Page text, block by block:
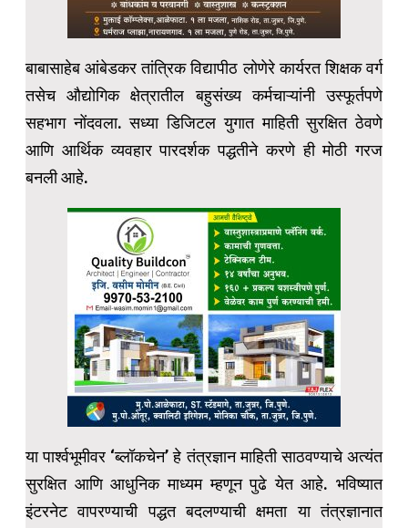
बाबासाहेब आंबेडकर तांत्रिक विद्यापीठ लोणेरे कार्यरत शिक्षक वर्ग
तसेच औद्योगिक क्षेत्रातील बहुसंख्य कर्मचाऱ्यांनी उस्फूर्तपणे
सहभाग नोंदवला. सध्या डिजिटल युगात माहिती सुरक्षित ठेवणे
आणि आर्थिक व्यवहार पारदर्शक पद्धतीने करणे ही मोठी गरज
बनली आहे.
या पार्श्वभूमीवर ‘ब्लॉकचेन’ हे तंत्रज्ञान माहिती साठवण्याचे अत्यंत
सुरक्षित आणि आधुनिक माध्यम म्हणून पुढे येत आहे. भविष्यात
इंटरनेट वापरण्याची पद्धत बदलण्याची क्षमता या तंत्रज्ञानात